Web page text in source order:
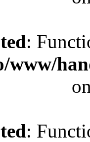
:
: